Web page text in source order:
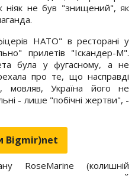
не був "знищений", як
НАТО" в ресторані у
прилетів "Іскандер-М".
була у фугасному, а не
про те, що насправді
мовляв, Україна його не
- лише "побічні жертви", -
Bigmir)net
RoseMarine (колишній